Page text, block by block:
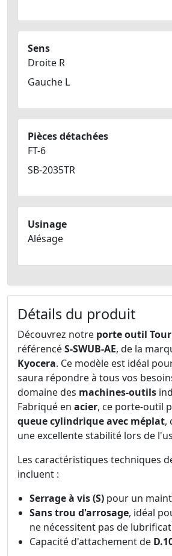
Sens
Droite R
Gauche L
Pièces détachées
FT-6
SB-2035TR
Usinage
Alésage
Détails du produit
Découvrez notre porte outil
référencéS-SWUB-AE, de la
Kyocera. Ce modèle est idéal
saura répondre à tous vos
domaine des machines-outils
Fabriqué en acier, ce porte-outil
queue cylindrique avec méplat,
une excellente stabilité lors de
Les caractéristiques techniques
incluent :
Serrage à vis (S) pour un
Sans trou d'arrosage, idéal
ne nécessitent pas de
Capacité d'attachement de